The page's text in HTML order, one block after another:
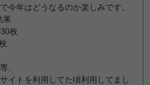
今年はどうなるのか楽しみです。
果
枚
、
イトを利用してた頃利用してまし